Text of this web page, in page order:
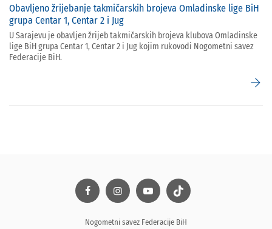
Obavljeno žrijebanje takmičarskih brojeva Omladinske lige BiH
grupa Centar 1, Centar 2 i Jug
U Sarajevu je obavljen žrijeb takmičarskih brojeva klubova Omladinske
lige BiH grupa Centar 1, Centar 2 i Jug kojim rukovodi Nogometni savez
Federacije BiH.
arrow_forward
Nogometni savez Federacije BiH